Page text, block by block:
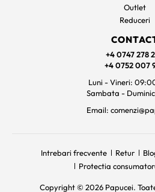
Outlet
Reduceri
+4 0747 278
+4 0752 007
Luni - Vineri:
Sambata -
Email:
Intrebari frecvente Retur
Protectia
Copyright © 2026 Papucei.